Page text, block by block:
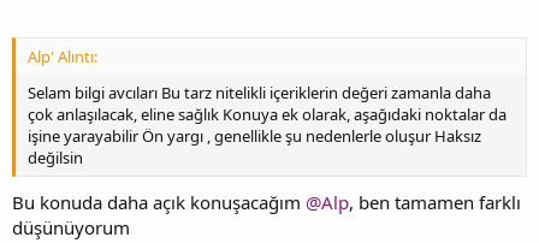
Alp' Alıntı:
Selam bilgi avcıları Bu tarz nitelikli içeriklerin değeri zamanla daha
çok anlaşılacak, eline sağlık Konuya ek olarak, aşağıdaki noktalar da
işine yarayabilir Ön yargı , genellikle şu nedenlerle oluşur Haksız
değilsin
Bu konuda daha açık konuşacağım @Alp, ben tamamen farklı
düşünüyorum